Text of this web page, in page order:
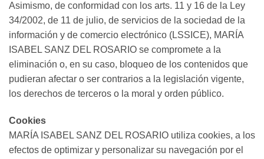
Asimismo, de conformidad con los arts. 11 y 16 de la Ley
34/2002, de 11 de julio, de servicios de la sociedad de la
información y de comercio electrónico (LSSICE), MARÍA
ISABEL SANZ DEL ROSARIO se compromete a la
eliminación o, en su caso, bloqueo de los contenidos que
pudieran afectar o ser contrarios a la legislación vigente,
los derechos de terceros o la moral y orden público.
Cookies
MARÍA ISABEL SANZ DEL ROSARIO utiliza cookies, a los
efectos de optimizar y personalizar su navegación por el